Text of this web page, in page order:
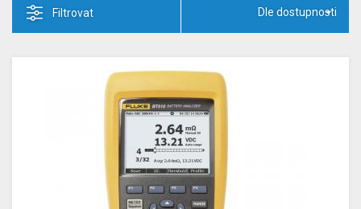
Filtrovat Dle dostupnosti